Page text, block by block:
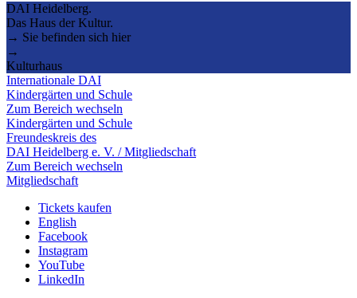
DAI Heidelberg.
Das Haus der Kultur.
→ Sie befinden sich hier
→
Kulturhaus
Internationale DAI
Kindergärten und Schule
Zum Bereich wechseln
Kindergärten und Schule
Freundeskreis des
DAI Heidelberg e. V. / Mitgliedschaft
Zum Bereich wechseln
Mitgliedschaft
Tickets kaufen
English
Facebook
Instagram
YouTube
LinkedIn